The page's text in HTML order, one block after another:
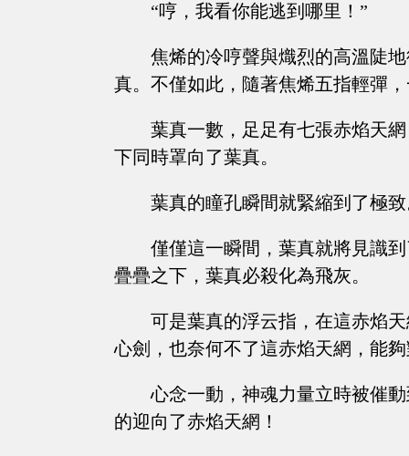
“哼，我看你能逃到哪里！”
焦烯的冷哼聲與熾烈的高溫陡
真。不僅如此，隨著焦烯五指輕彈
葉真一數，足足有七張赤焰天
下同時罩向了葉真。
葉真的瞳孔瞬間就緊縮到了極
僅僅這一瞬間，葉真就將見識
疊疊之下，葉真必殺化為飛灰。
可是葉真的浮云指，在這赤焰
心劍，也奈何不了這赤焰天網，能
心念一動，神魂力量立時被催
的迎向了赤焰天網！